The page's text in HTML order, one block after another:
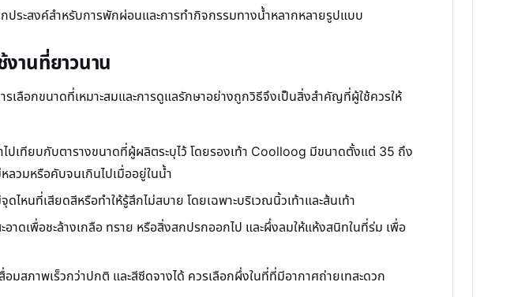
ระสงค์สำหรับการพักผ่อนและการทำกิจกรรมทางน้ำหลากหลายรูปแบบ
งานที่ยาวนาน
เลือกขนาดที่เหมาะสมและการดูแลรักษาอย่างถูกวิธีจึงเป็นสิ่งสำคัญที่ผู้ใช้ควรให้
ปเทียบกับตารางขนาดที่ผู้ผลิตระบุไว้ โดยรองเท้า Coolloog มีขนาดตั้งแต่ 35 ถึง
ลวมหรือคับจนเกินไปเมื่ออยู่ในน้ำ
ไหนที่เสียดสีหรือทำให้รู้สึกไม่สบาย โดยเฉพาะบริเวณนิ้วเท้าและส้นเท้า
าดเพื่อชะล้างเกลือ ทราย หรือสิ่งสกปรกออกไป และผึ่งลมให้แห้งสนิทในที่ร่ม เพื่อ
อมสภาพเร็วกว่าปกติ และสีซีดจางได้ ควรเลือกผึ่งในที่ที่มีอากาศถ่ายเทสะดวก